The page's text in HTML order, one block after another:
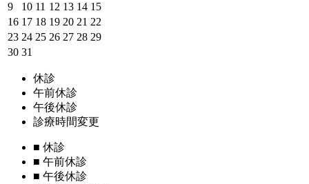
9
10 11 12 13 14 15
16 17 18 19 20 21 22
23 24 25 26 27 28 29
30 31
休診
午前休診
午後休診
診療時間変更
■ 休診
■ 午前休診
■ 午後休診